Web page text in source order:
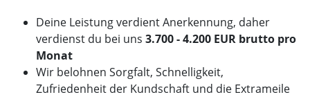
Deine Leistung verdient Anerkennung, daher
verdienst du bei uns 3.700 - 4.200 EUR brutto pro
Monat
Wir belohnen Sorgfalt, Schnelligkeit,
Zufriedenheit der Kundschaft und die Extrameile